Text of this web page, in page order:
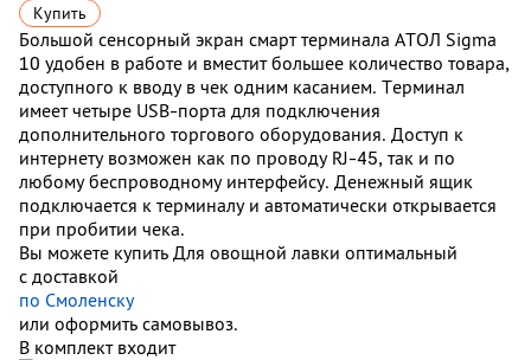
Купить
Большой сенсорный экран смарт терминала АТОЛ Sigma
10 удобен в работе и вместит большее количество товара,
доступного к вводу в чек одним касанием. Терминал
имеет четыре USB-порта для подключения
дополнительного торгового оборудования. Доступ к
интернету возможен как по проводу RJ-45, так и по
любому беспроводному интерфейсу. Денежный ящик
подключается к терминалу и автоматически открывается
при пробитии чека.
Вы можете купить Для овощной лавки оптимальный
с доставкой
по Смоленску
или оформить самовывоз.
В комплект входит